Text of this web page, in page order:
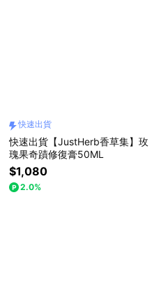
快速出貨
快速出貨【JustHerb香草集】玫
瑰果奇蹟修復膏50ML
$1,080
2.0%